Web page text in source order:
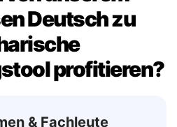
von unserem
Deutsch zu